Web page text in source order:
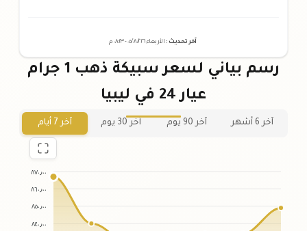
آخر تحديث : الأربعاء ٠٥ /٠٨/٢٠٢٦ - ٠٨:٢٣م
رسم بياني لسعر سبيكة ذهب 1 جرام
عيار 24 في ليبيا
آخر 6 أشهر آخر 90 يوم آخر 30 يوم آخر 7 أيام
٨٧٠٫٠٠
٨٦٠٫٠٠
٨٥٠٫٠٠
٨٤٠٫٠٠